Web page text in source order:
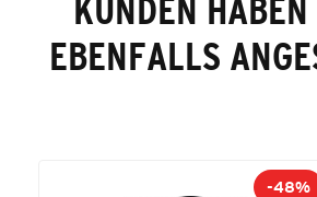
KUNDEN HABEN
EBENFALLS
-48%